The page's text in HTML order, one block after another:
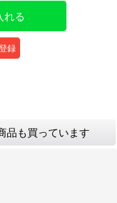
れる
録
品も買っています